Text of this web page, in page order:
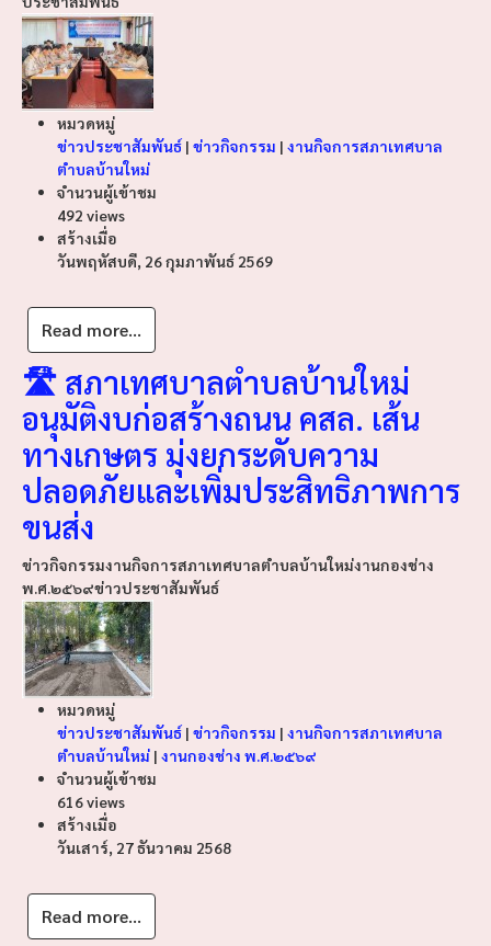
หมวดหมู่
ข่าวประชาสัมพันธ์ | ข่าวกิจกรรม | งานกิจการสภาเทศบาล
ตำบลบ้านใหม่
จำนวนผู้เข้าชม
492 views
สร้างเมื่อ
วันพฤหัสบดี, 26 กุมภาพันธ์ 2569
Read more...
🛣️ สภาเทศบาลตำบลบ้านใหม่
อนุมัติงบก่อสร้างถนน คสล. เส้น
ทางเกษตร มุ่งยกระดับความ
ปลอดภัยและเพิ่มประสิทธิภาพการ
ขนส่ง
ข่าวกิจกรรมงานกิจการสภาเทศบาลตำบลบ้านใหม่งานกองช่าง
พ.ศ.๒๕๖๙ข่าวประชาสัมพันธ์
หมวดหมู่
ข่าวประชาสัมพันธ์ | ข่าวกิจกรรม | งานกิจการสภาเทศบาล
ตำบลบ้านใหม่ | งานกองช่าง พ.ศ.๒๕๖๙
จำนวนผู้เข้าชม
616 views
สร้างเมื่อ
วันเสาร์, 27 ธันวาคม 2568
Read more...